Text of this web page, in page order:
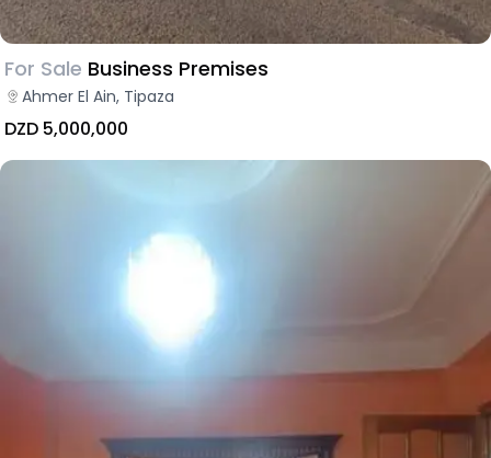
For Sale Business Premises
Ahmer El Ain, Tipaza
DZD 5,000,000